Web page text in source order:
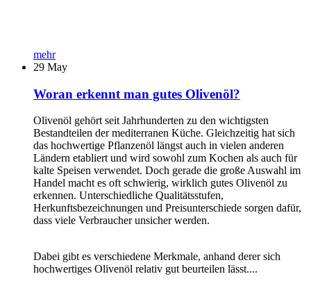
mehr
29 May
Woran erkennt man gutes Olivenöl?
Olivenöl gehört seit Jahrhunderten zu den wichtigsten
Bestandteilen der mediterranen Küche. Gleichzeitig hat sich
das hochwertige Pflanzenöl längst auch in vielen anderen
Ländern etabliert und wird sowohl zum Kochen als auch für
kalte Speisen verwendet. Doch gerade die große Auswahl im
Handel macht es oft schwierig, wirklich gutes Olivenöl zu
erkennen. Unterschiedliche Qualitätsstufen,
Herkunftsbezeichnungen und Preisunterschiede sorgen dafür,
dass viele Verbraucher unsicher werden.
Dabei gibt es verschiedene Merkmale, anhand derer sich
hochwertiges Olivenöl relativ gut beurteilen lässt....